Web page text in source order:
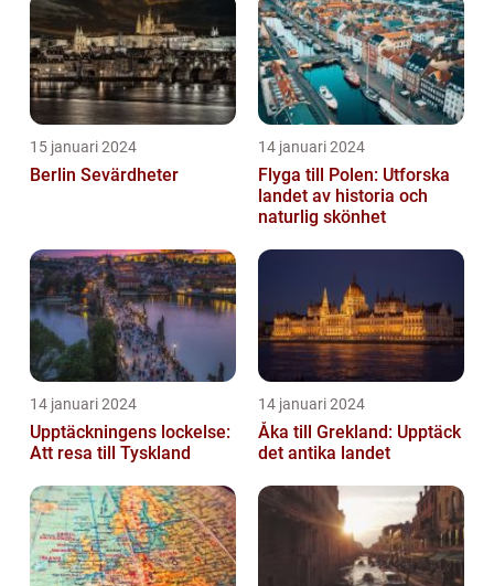
15 januari 2024
Berlin Sevärdheter
14 januari 2024
Flyga till Polen: Utforska
landet av historia och
naturlig skönhet
14 januari 2024
Upptäckningens lockelse:
Att resa till Tyskland
14 januari 2024
Åka till Grekland: Upptäck
det antika landet